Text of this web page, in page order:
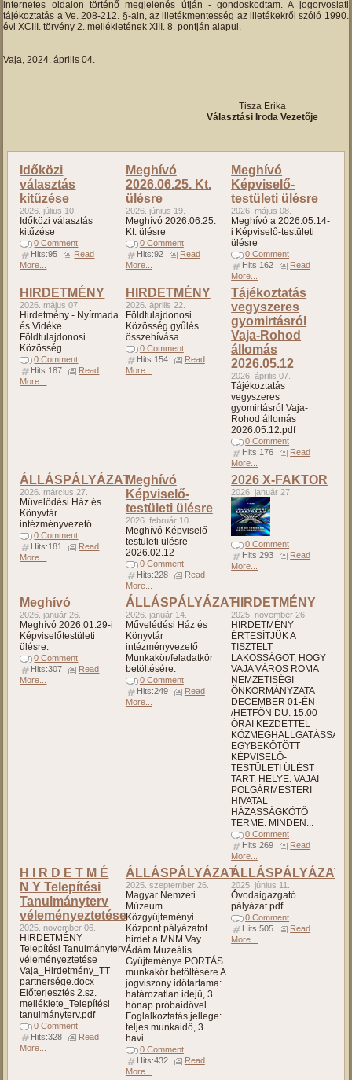
internetes oldalon történő megjelenés útján - gondoskodtam. A jogorvoslati
tájékoztatás a Ve. 208-212. §-ain, az illetékmentesség az illetékekről szóló 1990.
évi XCIII. törvény 2. mellékletének XIII. 8. pontján alapul.
Vaja, 2024. április 04.
Tisza Erika
Választási Iroda Vezetője
Időközi
választás
kitűzése
2026. július 10.
Időközi választás
kitűzése
0 Comment
Hits:95
Read
More...
Meghívó
2026.06.25. Kt.
ülésre
2026. június 19.
Meghívó 2026.06.25.
Kt. ülésre
0 Comment
Hits:92
Read
More...
Meghívó
Képviselő-
testületi ülésre
2026. május 08.
Meghívó a 2026.05.14-
i Képviselő-testületi
ülésre
0 Comment
Hits:162
Read
More...
HIRDETMÉNY
2026. május 07.
Hirdetmény - Nyírmada
és Vidéke
Földtulajdonosi
Közösség
0 Comment
Hits:187
Read
More...
HIRDETMÉNY
2026. április 22.
Földtulajdonosi
Közösség gyűlés
összehívása.
0 Comment
Hits:154
Read
More...
Tájékoztatás
vegyszeres
gyomirtásról
Vaja-Rohod
állomás
2026.05.12
2026. április 07.
Tájékoztatás
vegyszeres
gyomirtásról Vaja-
Rohod állomás
2026.05.12.pdf
0 Comment
Hits:176
Read
More...
ÁLLÁSPÁLYÁZAT
2026. március 27.
Művelődési Ház és
Könyvtár
intézményvezető
0 Comment
Hits:181
Read
More...
Meghívó
Képviselő-
testületi ülésre
2026. február 10.
Meghívó Képviselő-
testületi ülésre
2026.02.12
0 Comment
Hits:228
Read
More...
2026 X-FAKTOR
2026. január 27.
0 Comment
Hits:293
Read
More...
Meghívó
2026. január 26.
Meghívó 2026.01.29-i
Képviselőtestületi
ülésre.
0 Comment
Hits:307
Read
More...
ÁLLÁSPÁLYÁZAT
2026. január 14.
Művelédési Ház és
Könyvtár
intézményvezető
Munkakör/feladatkör
betöltésére.
0 Comment
Hits:249
Read
More...
HIRDETMÉNY
2025. november 26.
HIRDETMÉNY
ÉRTESÍTJÜK A
TISZTELT
LAKOSSÁGOT, HOGY
VAJA VÁROS ROMA
NEMZETISÉGI
ÖNKORMÁNYZATA
DECEMBER 01-ÉN
/HETFŐN DU. 15:00
ÓRAI KEZDETTEL
KÖZMEGHALLGATÁSSAL
EGYBEKÖTÖTT
KÉPVISELŐ-
TESTÜLETI ÜLÉST
TART. HELYE: VAJAI
POLGÁRMESTERI
HIVATAL
HÁZASSÁGKÖTŐ
TERME. MINDEN...
0 Comment
Hits:269
Read
More...
H I R D E T M É
N Y Telepítési
Tanulmányterv
véleményeztetése
2025. november 06.
HIRDETMÉNY
Telepítési Tanulmányterv
véleményeztetése
Vaja_Hirdetmény_TT
partnersége.docx
Előterjesztés 2.sz.
melléklete_Telepítési
tanulmányterv.pdf
0 Comment
Hits:328
Read
More...
ÁLLÁSPÁLYÁZAT
2025. szeptember 26.
Magyar Nemzeti
Múzeum
Közgyűjteményi
Központ pályázatot
hirdet a MNM Vay
Ádám Muzeális
Gyűjteménye PORTÁS
munkakör betöltésére A
jogviszony időtartama:
határozatlan idejű, 3
hónap próbaidővel
Foglalkoztatás jellege:
teljes munkaidő, 3
havi...
0 Comment
Hits:432
Read
More...
ÁLLÁSPÁLYÁZAT
2025. június 11.
Óvodaigazgató
pályázat.pdf
0 Comment
Hits:505
Read
More...